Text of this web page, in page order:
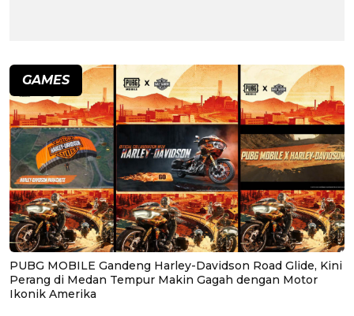
GAMES
PUBG MOBILE Gandeng Harley-Davidson Road Glide, Kini
Perang di Medan Tempur Makin Gagah dengan Motor
Ikonik Amerika